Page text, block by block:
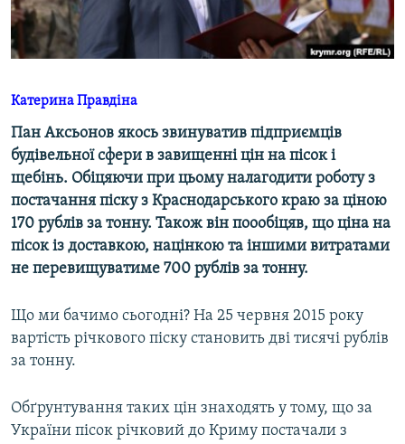
ВІДЕОУРОКИ «ELIFBE»
СВІДЧЕННЯ ОКУПАЦІЇ
Русский
Qırımtatar
ДОЛУЧАЙСЯ!
Усі сайти RFE/RL
Катерина Правдіна
Пан Аксьонов якось звинуватив підприємців
будівельної сфери в завищенні цін на пісок і
щебінь. Обіцяючи при цьому налагодити роботу з
постачання піску з Краснодарського краю за ціною
170 рублів за тонну. Також він поообіцяв, що ціна на
пісок із доставкою, націнкою та іншими витратами
не перевищуватиме 700 рублів за тонну.
Що ми бачимо сьогодні? На 25 червня 2015 року
вартість річкового піску становить дві тисячі рублів
за тонну.
Обґрунтування таких цін знаходять у тому, що за
України пісок річковий до Криму постачали з